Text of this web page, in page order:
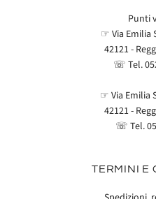
Punti
☞ Via Emilia
42121 -
☏ Tel.
☞ Via Emilia
42121 -
☏ Tel.
TERMINI E